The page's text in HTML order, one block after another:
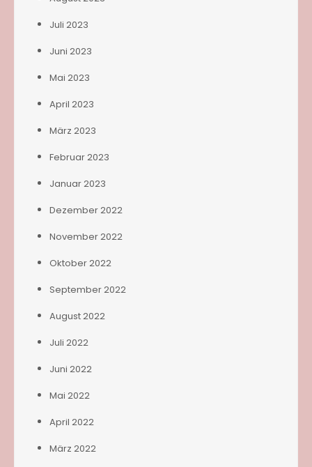
Juli 2023
Juni 2023
Mai 2023
April 2023
März 2023
Februar 2023
Januar 2023
Dezember 2022
November 2022
Oktober 2022
September 2022
August 2022
Juli 2022
Juni 2022
Mai 2022
April 2022
März 2022